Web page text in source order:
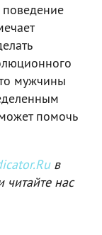
мужчины
помочь
в
читайте нас